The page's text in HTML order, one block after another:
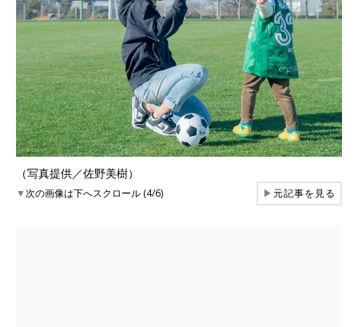
（写真提供／佐野美樹）
▼次の画像は下へスクロール (4/6) ▶元記事を見る